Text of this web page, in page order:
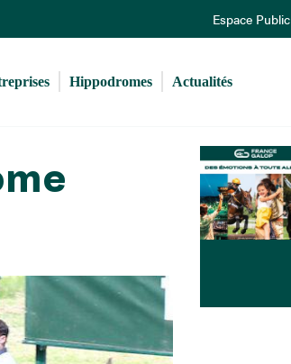
Espace Public
Hippodromes Actualités